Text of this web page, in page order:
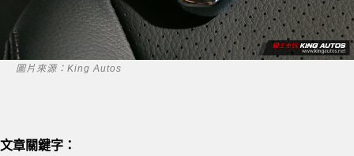
圖片來源：King Autos
文章關鍵字：